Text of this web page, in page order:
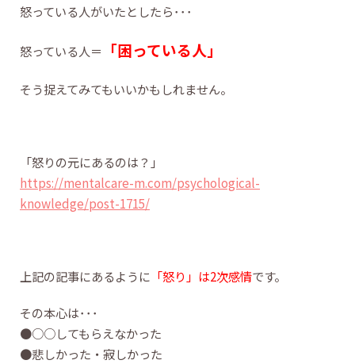
怒っている人がいたとしたら･･･
怒っている人＝ 「困っている人」
そう捉えてみてもいいかもしれません。
「怒りの元にあるのは？」
https://mentalcare-m.com/psychological-
knowledge/post-1715/
上記の記事にあるように 「怒り」は2次感情です。
その本心は･･･
●○○してもらえなかった
●悲しかった・寂しかった